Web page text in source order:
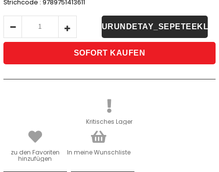
Strichcode : 9789751413611
Kritisches Lager
zu den Favoriten
hinzufügen
In meine Wunschliste